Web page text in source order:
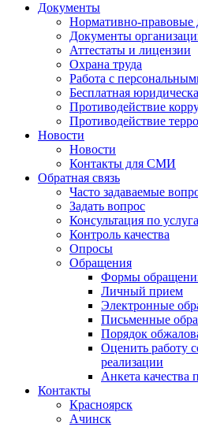
Документы
Нормативно-правовые
Документы
Аттестаты и лицензии
Охрана труда
Работа с
Бесплатная
Противодействие
Противодействие
Новости
Новости
Контакты для СМИ
Обратная связь
Часто задаваемые
Задать вопрос
Консультация по
Контроль качества
Опросы
Обращения
Формы
Личный прием
Электронные
Письменные
Порядок
Оценить работу
реализации
Анкета качества
Контакты
Красноярск
Ачинск